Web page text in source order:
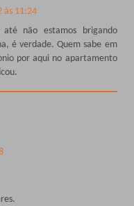
às 11:24
até não estamos brigando
é verdade. Quem sabe em
por aqui no apartamento